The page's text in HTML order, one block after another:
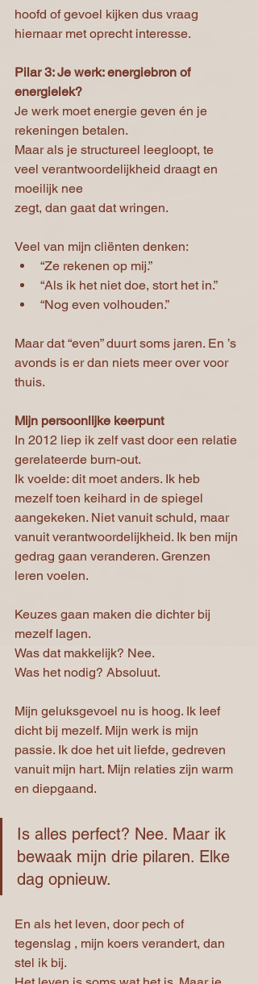
hoofd of gevoel kijken dus vraag
hiernaar met oprecht interesse.
Pilar 3: Je werk: energiebron of
energielek?
Je werk moet energie geven én je
rekeningen betalen.
Maar als je structureel leegloopt, te
veel verantwoordelijkheid draagt en
moeilijk nee
zegt, dan gaat dat wringen.
Veel van mijn cliënten denken:
“Ze rekenen op mij.”
“Als ik het niet doe, stort het in.”
“Nog even volhouden.”
Maar dat “even” duurt soms jaren. En ’s
avonds is er dan niets meer over voor
thuis.
Mijn persoonlijke keerpunt
In 2012 liep ik zelf vast door een relatie
gerelateerde burn-out.
Ik voelde: dit moet anders. Ik heb
mezelf toen keihard in de spiegel
aangekeken. Niet vanuit schuld, maar
vanuit verantwoordelijkheid. Ik ben mijn
gedrag gaan veranderen. Grenzen
leren voelen.
Keuzes gaan maken die dichter bij
mezelf lagen.
Was dat makkelijk? Nee.
Was het nodig? Absoluut.
Mijn geluksgevoel nu is hoog. Ik leef
dicht bij mezelf. Mijn werk is mijn
passie. Ik doe het uit liefde, gedreven
vanuit mijn hart. Mijn relaties zijn warm
en diepgaand.
Is alles perfect? Nee. Maar ik
bewaak mijn drie pilaren. Elke
dag opnieuw.
En als het leven, door pech of
tegenslag , mijn koers verandert, dan
stel ik bij.